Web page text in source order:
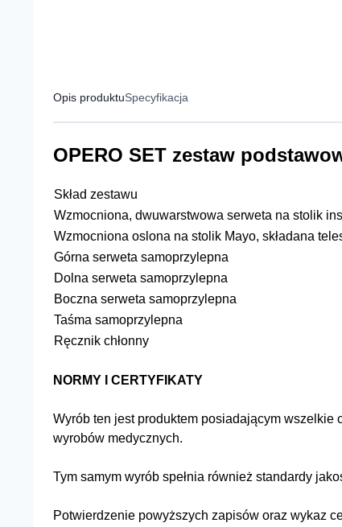
Opis produktuSpecyfikacja
OPERO SET zestaw
Skład zestawu
Wzmocniona, dwuwarstwowa serweta na stolik
Wzmocniona oslona na stolik Mayo, składana
Górna serweta samoprzylepna
Dolna serweta samoprzylepna
Boczna serweta samoprzylepna
Taśma samoprzylepna
Ręcznik chłonny
NORMY I CERTYFIKATY
Wyrób ten jest produktem posiadającym
wyrobów medycznych.
Tym samym wyrób spełnia również standardy
Potwierdzenie powyższych zapisów oraz wykaz